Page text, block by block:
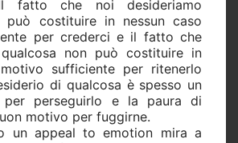
fatto che noi desideriamo
può costituire in nessun caso
per crederci e il fatto che
non può costituire in
sufficiente per ritenerlo
di qualcosa è spesso un
per perseguirlo e la paura di
motivo per fuggirne.
un appeal to emotion mira a